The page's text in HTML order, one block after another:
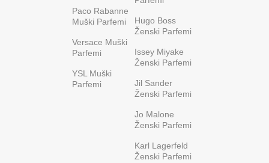
Paco Rabanne
Muški Parfemi
Versace Muški
Parfemi
YSL Muški
Parfemi
Hugo Boss
Ženski Parfemi
Issey Miyake
Ženski Parfemi
Jil Sander
Ženski Parfemi
Jo Malone
Ženski Parfemi
Karl Lagerfeld
Ženski Parfemi